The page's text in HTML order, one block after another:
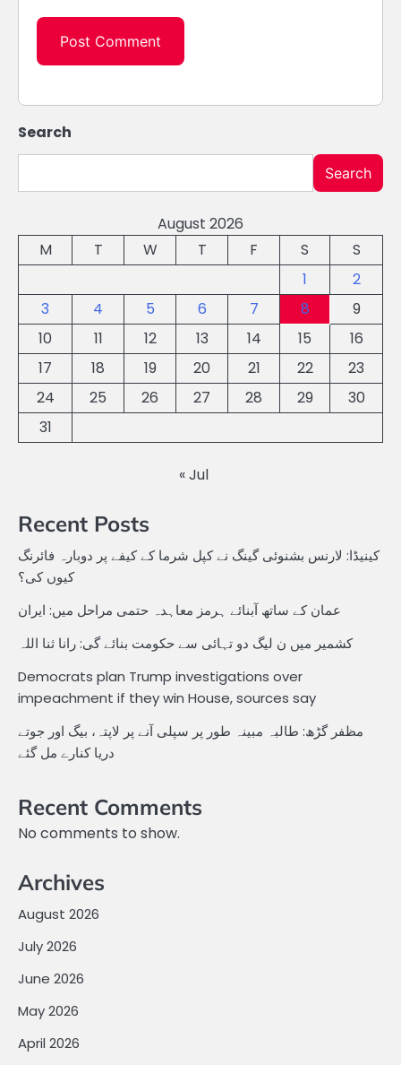
Search
Search
August 2026
M
T W T F S
S
1
2
3
4 5 6 7 8
9
10
11 12 13 14 15
16
17
18 19 20 21 22
23
24
25 26 27 28 29
30
31
« Jul
Recent Posts
کینیڈا: لارنس بشنوئی گینگ نے کپل شرما کے کیفے پر دوبارہ فائرنگ
کیوں کی؟
عمان کے ساتھ آبنائے ہرمز معاہدہ حتمی مراحل میں: ایران
کشمیر میں ن لیگ دو تہائی سے حکومت بنائے گی: رانا ثنا اللہ
Democrats plan Trump investigations over
impeachment if they win House, sources say
مظفر گڑھ: طالبہ مبینہ طور پر سپلی آنے پر لاپتہ، بیگ اور جوتے
دریا کنارے مل گئے
Recent Comments
No comments to show.
Archives
August 2026
July 2026
June 2026
May 2026
April 2026